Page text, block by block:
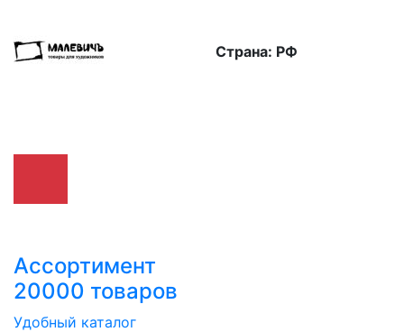
Страна: РФ
Ассортимент
20000 товаров
Удобный каталог